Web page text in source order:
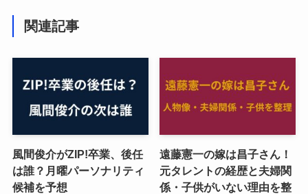
関連記事
風間俊介がZIP!卒業、後任
は誰？月曜パーソナリティ
候補を予想
遠藤憲一の嫁は昌子さん！
元タレントの経歴と夫婦関
係・子供がいない理由を整